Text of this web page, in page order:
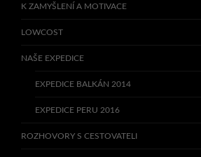
K ZAMYŠLENÍ A MOTIVACE
LOWCOST
NAŠE EXPEDICE
EXPEDICE BALKÁN 2014
EXPEDICE PERU 2016
ROZHOVORY S CESTOVATELI